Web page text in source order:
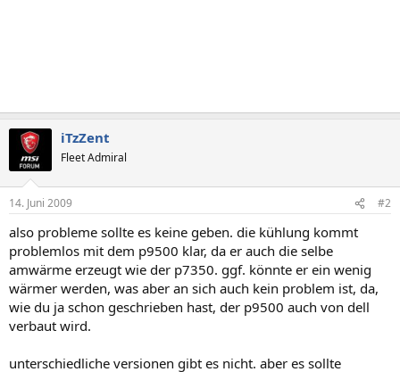
iTzZent
Fleet Admiral
14. Juni 2009 #2
also probleme sollte es keine geben. die kühlung kommt
problemlos mit dem p9500 klar, da er auch die selbe
amwärme erzeugt wie der p7350. ggf. könnte er ein wenig
wärmer werden, was aber an sich auch kein problem ist, da,
wie du ja schon geschrieben hast, der p9500 auch von dell
verbaut wird.
unterschiedliche versionen gibt es nicht. aber es sollte